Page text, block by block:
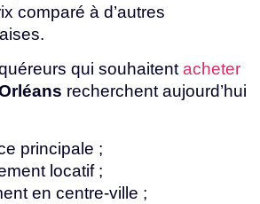
comparé à d’autres
qui souhaitentacheter
recherchent aujourd’hui
principale ;
locatif ;
en centre-ville ;